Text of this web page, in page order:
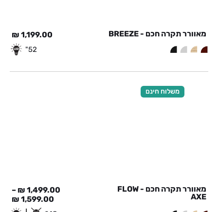
מאוורר תקרה חכם - BREEZE 1,199.00
₪
52"
משלוח חינם
מאוורר תקרה חכם - FLOW
AXE
1,499.00
₪
–
1,599.00
₪